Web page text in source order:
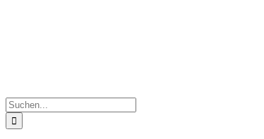
Suche
nach: